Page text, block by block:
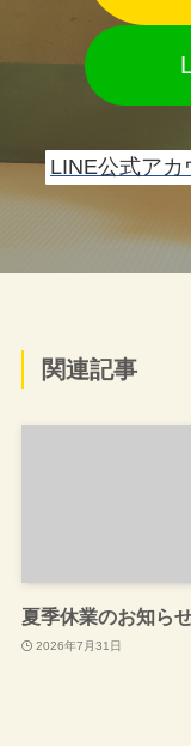
LINE公式アカ
関連記事
夏季休業のお知ら
2026年7月31日